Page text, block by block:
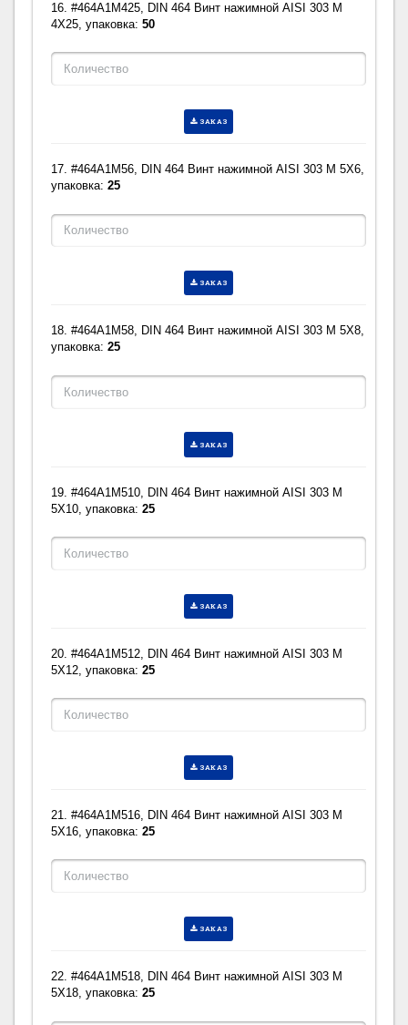
16. #464A1M425, DIN 464 Винт нажимной AISI 303 M
4X25, упаковка:50
ЗАКАЗ
17. #464A1M56, DIN 464 Винт нажимной AISI 303 M 5X6,
упаковка:25
ЗАКАЗ
18. #464A1M58, DIN 464 Винт нажимной AISI 303 M 5X8,
упаковка:25
ЗАКАЗ
19. #464A1M510, DIN 464 Винт нажимной AISI 303 M
5X10, упаковка:25
ЗАКАЗ
20. #464A1M512, DIN 464 Винт нажимной AISI 303 M
5X12, упаковка:25
ЗАКАЗ
21. #464A1M516, DIN 464 Винт нажимной AISI 303 M
5X16, упаковка:25
ЗАКАЗ
22. #464A1M518, DIN 464 Винт нажимной AISI 303 M
5X18, упаковка:25